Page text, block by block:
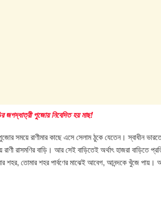
জগদ্ধাত্রী পুজোয় নিবেদিত হয় মাছ!
সময়ে রাণীমার কাছে এসে সেলাম ঠুকে যেতেন। স্বাধীন
রাসমণির বাড়ি। আর সেই বাড়িতেই অর্থাৎ হাজরা বাড়িতে
তোমার শহর পার্বণের মাঝেই আবেগ, আনন্দকে খুঁজে পায়।